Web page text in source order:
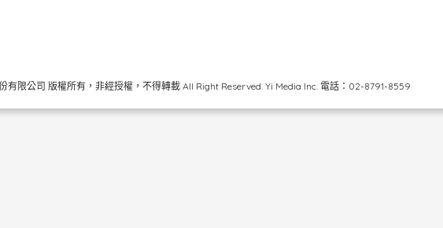
有限公司 版權所有，非經授權，不得轉載 All Right Reserved. Yi Media Inc. 電話：02-8791-8559